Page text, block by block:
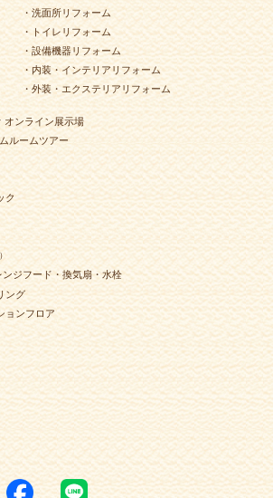
・洗面所リフォーム
・トイレリフォーム
・設備機器リフォーム
・内装・インテリアリフォーム
・外装・エクステリアリフォーム
オンライン展示場
ルームツアー
ク
ンジフード・換気扇・水栓
ング
ョンフロア